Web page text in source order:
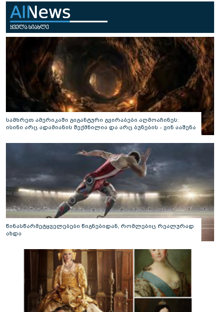
სამხრეთ ამერიკაში გიგანტური გვირაბები აღმოაჩინეს:
ისინი არც ადამიანის შექმნილია და არც ბუნების - ვინ ააშენა
წინასწარმეტყველებები წიგნებიდან, რომლებიც რეალურად
ახდა